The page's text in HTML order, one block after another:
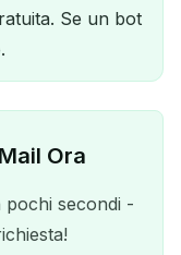
Se un bot
Ora
pochi secondi -